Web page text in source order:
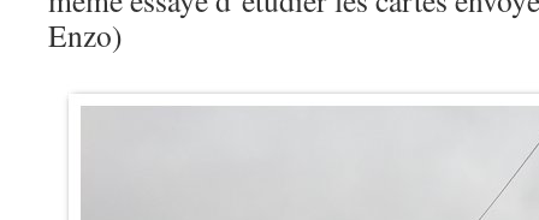
Enzo)